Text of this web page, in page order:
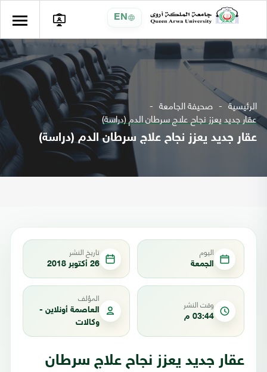
EN
الرئيسية صحيفة الجامعة
عقار جديد يعزز نجاح علاج سرطان الدم (دراسة)
عقار جديد يعزز نجاح علاج سرطان الدم (دراسة)
اليوم
الجمعة
تاريخ النشر
26 أكتوبر 2018
وقت النشر
03:44 م
المؤلف
العاصمة أونلاين -
وكالات
عقار جديد يعزز نجاح علاج سرطان